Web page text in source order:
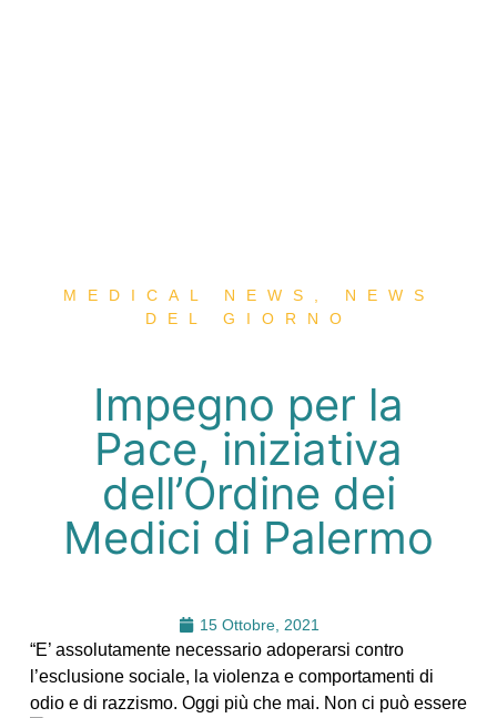
MEDICAL NEWS
NEWS
DEL GIORNO
Impegno per la
Pace, iniziativa
dell’Ordine dei
Medici di Palermo
15 Ottobre, 2021
“E’ assolutamente necessario adoperarsi contro
l’esclusione sociale, la violenza e comportamenti di
odio e di razzismo. Oggi più che mai. Non ci può essere